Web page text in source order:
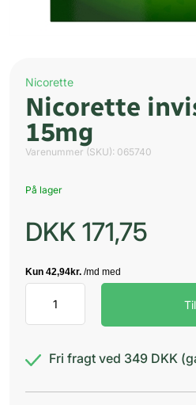
Nicorette
Nicorette
15mg
Varenummer (SKU): 065740
På lager
DKK 171,75
plaster
antal Fri fragt ved 349 DKK